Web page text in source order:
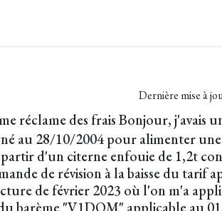
Dernière mise à
réclame des frais Bonjour, j'avais
au 28/10/2004 pour alimenter
d'un citerne enfouie de 1,2t
de révision à la baisse du tarif
de février 2023 où l'on m'a